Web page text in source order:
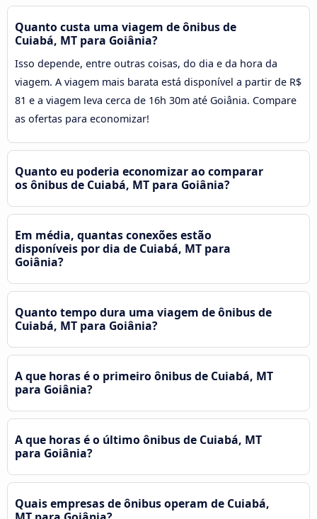
Quanto custa uma viagem de ônibus de
Cuiabá, MT para Goiânia?
Isso depende, entre outras coisas, do dia e da hora da
viagem. A viagem mais barata está disponível a partir de R$
81 e a viagem leva cerca de 16h 30m até Goiânia. Compare
as ofertas para economizar!
Quanto eu poderia economizar ao comparar
os ônibus de Cuiabá, MT para Goiânia?
Em média, quantas conexões estão
disponíveis por dia de Cuiabá, MT para
Goiânia?
Quanto tempo dura uma viagem de ônibus de
Cuiabá, MT para Goiânia?
A que horas é o primeiro ônibus de Cuiabá, MT
para Goiânia?
A que horas é o último ônibus de Cuiabá, MT
para Goiânia?
Quais empresas de ônibus operam de Cuiabá,